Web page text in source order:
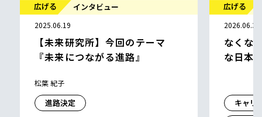
広げる インタビュー
2025.06.19
【未来研究所】今回のテーマ
『未来につながる進路』
松葉 紀子
進路決定
広げる
2026.06.30
なくな
な日本
キャリ